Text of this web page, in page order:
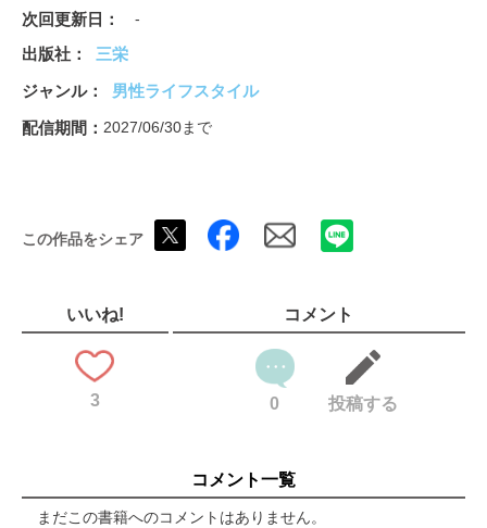
帯ゲーム・電子玩具］
スキル玩具］
「変身」は色褪せない。変身ベルトの世界［キャラクター玩具］
アソビにこそ、品質を。タカラトミー いつだって、カッコイ
イ。トミカの世界［ダイキャスト製ミニカー］
お友だちと交換して楽しもう♪ 立体シールの世界［メイキングト
イ］
遊びの体験を革新し続ける 任天堂 いつでも、どこでも、誰とで
も！任天堂のゲーム機の世界［ゲーム機］
世界で愛されるツインスター タミヤ 誰よりも熱く駆け抜けろ！
ミニ四駆の世界［レーシングホビー］
特集2 令和にのこる平成を探せ！ バック・トゥ・トーキョー
お台場 ─ODAIBA─ 映画『踊る大捜査線 N.E.W. メトロポリスを
次回更新日 -
出版社
三栄
ジャンル
男性ライフスタイル
配信期間
2027/06/30まで
この作品をシェア
いいね!
3
コメント
0 投稿する
コメント一覧
まだこの書籍へのコメントはありません。